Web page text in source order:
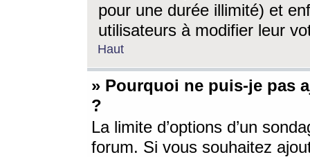
pour une durée illimité) et
utilisateurs à modifier leur
Haut
» Pourquoi ne puis-je pas
?
La limite d’options d’un
forum. Si vous souhaitez